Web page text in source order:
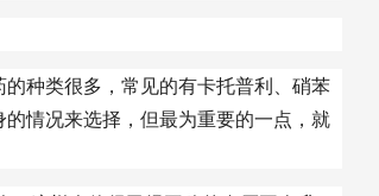
种类很多，常见的有卡托普利、硝苯
情况来选择，但最为重要的一点，就